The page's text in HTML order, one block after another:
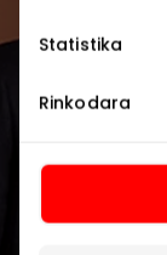
Statistika
Rinkodara